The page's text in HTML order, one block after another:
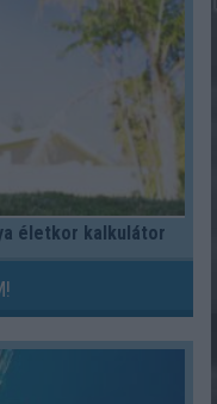
életkor kalkulátor